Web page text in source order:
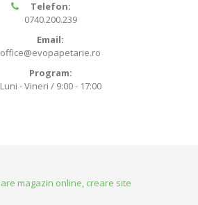
Telefon:
0740.200.239
Email:
office@evopapetarie.ro
Program:
Luni - Vineri / 9:00 - 17:00